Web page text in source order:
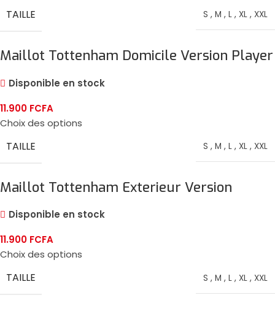
TAILLE S , M , L , XL , XXL
Maillot Tottenham Domicile Version Player
Disponible en stock
11.900 FCFA
Choix des options
TAILLE S , M , L , XL , XXL
Maillot Tottenham Exterieur Version
Player 2024/25
Disponible en stock
11.900 FCFA
Choix des options
TAILLE S , M , L , XL , XXL